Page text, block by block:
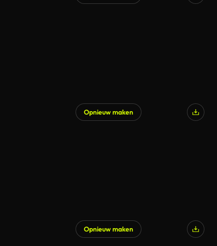
Opnieuw maken
Opnieuw maken